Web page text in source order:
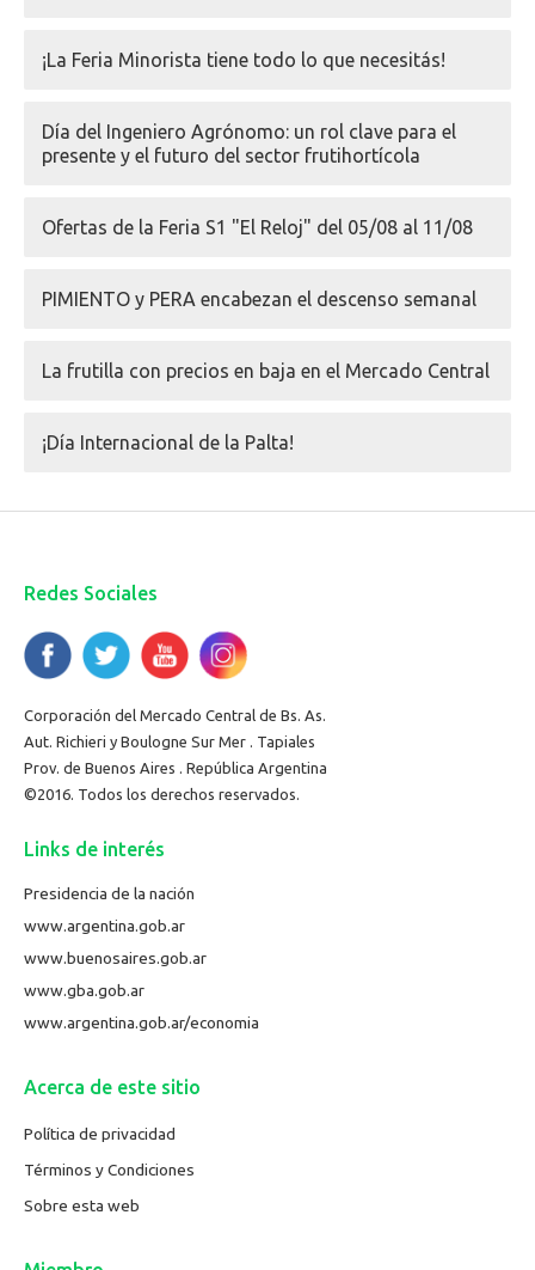
¡La Feria Minorista tiene todo lo que necesitás!
Día del Ingeniero Agrónomo: un rol clave para el
presente y el futuro del sector frutihortícola
Ofertas de la Feria S1 "El Reloj" del 05/08 al 11/08
PIMIENTO y PERA encabezan el descenso semanal
La frutilla con precios en baja en el Mercado Central
¡Día Internacional de la Palta!
Redes Sociales
Corporación del Mercado Central de Bs. As.
Aut. Richieri y Boulogne Sur Mer . Tapiales
Prov. de Buenos Aires . República Argentina
©2016. Todos los derechos reservados.
Links de interés
Presidencia de la nación
www.argentina.gob.ar
www.buenosaires.gob.ar
www.gba.gob.ar
www.argentina.gob.ar/economia
Acerca de este sitio
Política de privacidad
Términos y Condiciones
Sobre esta web